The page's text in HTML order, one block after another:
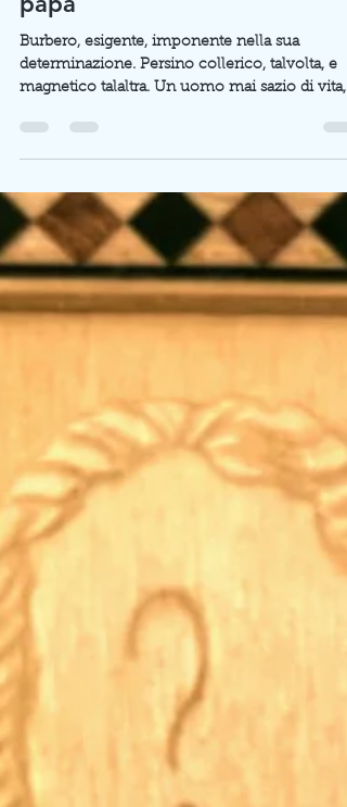
Margherita Pogliani
19 mar 2023
Tempo di lettura: 3 min
Volere è potere: da padre a
papà
determinazione. Persino collerico, talvolta, e
magnetico talaltra. Un uomo mai sazio di vita,...